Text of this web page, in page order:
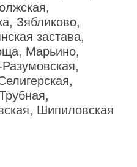
Зябликово,
застава,
Марьино,
Шипиловская